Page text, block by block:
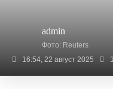
admin
Фото: Reuters
16:54, 22 август 2025